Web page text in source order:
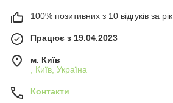
100% позитивних з 10 відгуків за рік
Працює з 19.04.2023
м. Київ
, Київ, Україна
Контакти